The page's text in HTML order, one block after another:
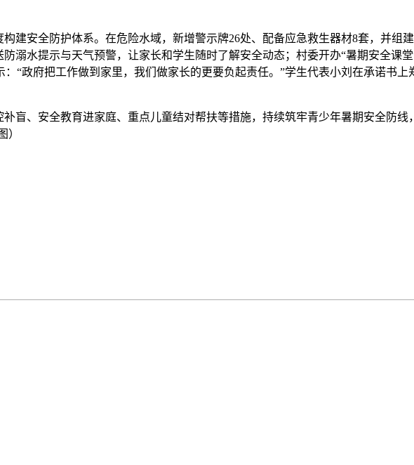
建安全防护体系。在危险水域，新增警示牌26处、配备应急救生器材8套，并组
溺水提示与天气预警，让家长和学生随时了解安全动态；村委开办“暑期安全课
“政府把工作做到家里，我们做家长的更要负起责任。”学生代表小刘在承诺书上
盲、安全教育进家庭、重点儿童结对帮扶等措施，持续筑牢青少年暑期安全防线
）